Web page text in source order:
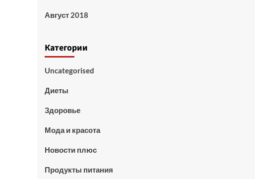
Август 2018
Категории
Uncategorised
Диеты
Здоровье
Мода и красота
Новости плюс
Продукты питания